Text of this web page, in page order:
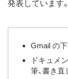
発表しています。
Gmail の下
ドキュメ
筆、書き直